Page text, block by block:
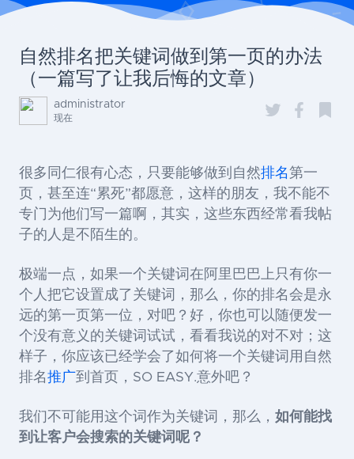
自然排名把关键词做到第一页的办法
（一篇写了让我后悔的文章）
administrator
现在
很多同仁很有心态，只要能够做到自然排名第一
页，甚至连“累死”都愿意，这样的朋友，我不能不
专门为他们写一篇啊，其实，这些东西经常看我帖
子的人是不陌生的。
极端一点，如果一个关键词在阿里巴巴上只有你一
个人把它设置成了关键词，那么，你的排名会是永
远的第一页第一位，对吧？好，你也可以随便发一
个没有意义的关键词试试，看看我说的对不对；这
样子，你应该已经学会了如何将一个关键词用自然
排名推广到首页，SO EASY.意外吧？
我们不可能用这个词作为关键词，那么， 如何能找
到让客户会搜索的关键词呢？